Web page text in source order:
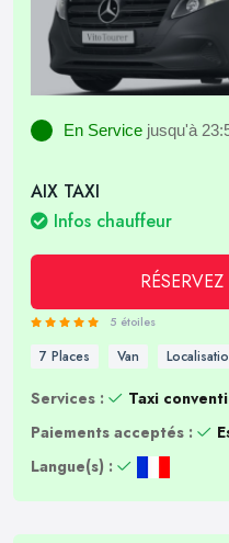
En Service jusqu'à
AIX TAXI
Infos chauffeur
5 étoiles
7 Places Van
Services : Taxi
Paiements acceptés :
Langue(s) :